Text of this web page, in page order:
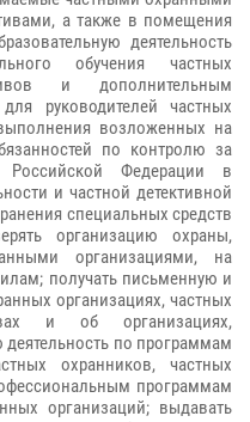
а также в помещения
деятельность
обучения частных
и дополнительным
руководителей частных
возложенных на
по контролю за
Российской Федерации в
и частной детективной
специальных средств
организацию охраны,
организациями, на
получать письменную и
организациях, частных
и об организациях,
по программам
охранников, частных
программам
организаций; выдавать